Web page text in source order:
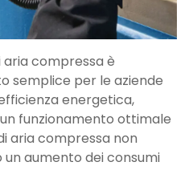
compressa è
semplice per le aziende
energetica,
funzionamento ottimale
aria compressa non
aumento dei consumi